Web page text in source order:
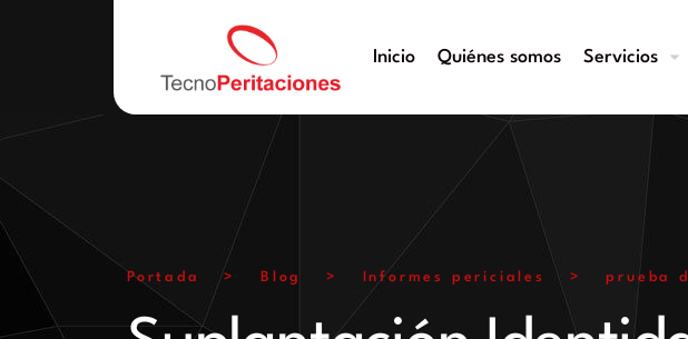
Inicio Quiénes somos Servicios
Portada > Blog > Informes periciales > prueba